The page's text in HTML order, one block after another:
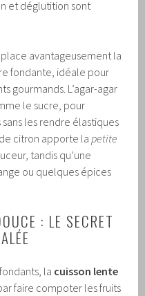
et déglutition sont
avantageusement la
fondante, idéale pour
gourmands. L’agar-agar
le sucre, pour
les rendre élastiques
citron apporte la petite
tandis qu’une
ou quelques épices
: LE SECRET
la cuisson lente
faire compoter les fruits